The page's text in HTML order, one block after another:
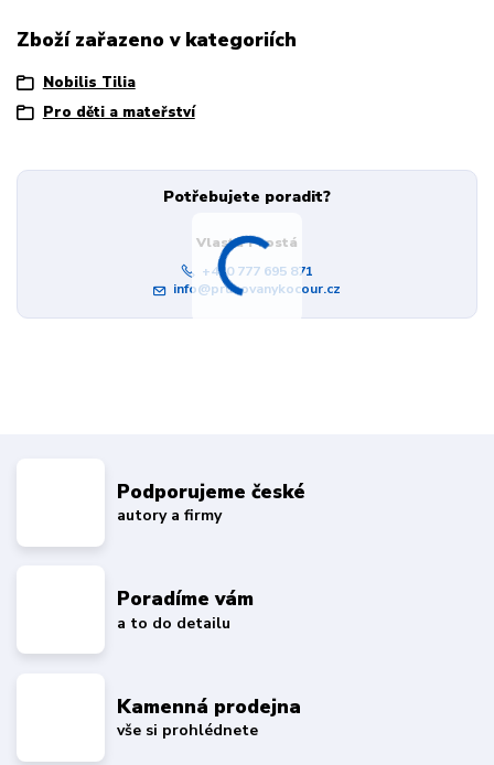
Zboží zařazeno v kategoriích
Nobilis Tilia
Pro děti a mateřství
Potřebujete poradit?
Vlasta Prostá
+420 777 695 871
info@pruhovanykocour.cz
Podporujeme české
autory a firmy
Poradíme vám
a to do detailu
Kamenná prodejna
vše si prohlédnete